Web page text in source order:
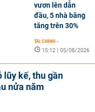
vươn lên dẫn
đầu, 5 nhà băng
tăng trên 30%
TÀI CHÍNH -
15:12 | 05/08/2026
lũy kế, thu gần
nửa năm